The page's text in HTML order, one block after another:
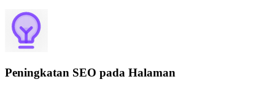
Peningkatan SEO pada Halaman